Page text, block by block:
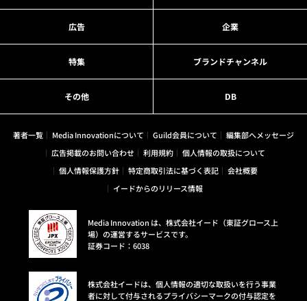
広告 企業
特集 ブランドチャンネル
その他 DB
著者一覧 Media Innovationについて Guild会員について
編集部へメッセージ
広告掲載のお問い合わせ
利用規約
個人情報の取扱について
個人情報保護方針
特定商取引法に基づく表記
会社概要
イードからのリリース情報
Media Innovation は、株式会社イード（東証グロース上
場）の運営するサービスです。
証券コード：6038
株式会社イードは、個人情報の適切な取扱いを行う事業
者に対して付与されるプライバシーマークの付与認定を